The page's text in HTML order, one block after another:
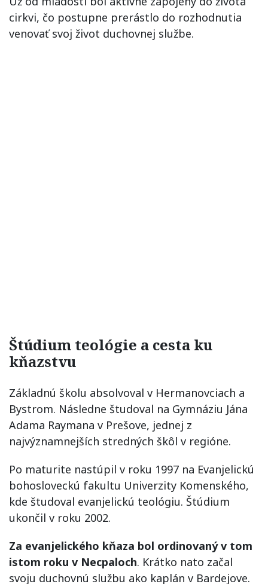
cirkvi, čo postupne prerástlo do rozhodnutia
venovať svoj život duchovnej službe.
Štúdium teológie a cesta ku
kňazstvu
Základnú školu absolvoval v Hermanovciach a
Bystrom. Následne študoval na Gymnáziu Jána
Adama Raymana v Prešove, jednej z
najvýznamnejších stredných škôl v regióne.
Po maturite nastúpil v roku 1997 na Evanjelickú
bohosloveckú fakultu Univerzity Komenského,
kde študoval evanjelickú teológiu. Štúdium
ukončil v roku 2002.
Za evanjelického kňaza bol ordinovaný v tom
istom roku v Necpaloch. Krátko nato začal
svoju duchovnú službu ako kaplán v Bardejove.